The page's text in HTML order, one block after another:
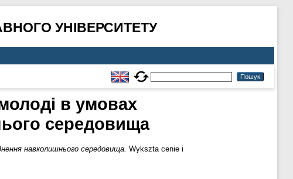
УНІВЕРСИТЕТУ
в умовах
середовища
навколишнього середовища. Wykszta cenie i